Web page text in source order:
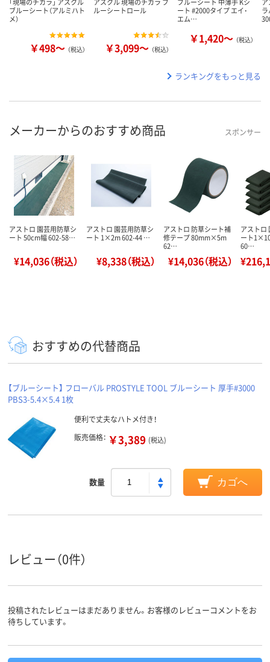
「現場のチカラ」 アスクル
ブルーシート（アルミハト
メ）
￥498～ （税込）
アスクル 現場のチカラ ブ
ルーシートロール
￥3,099～ （税込）
ブルーシート 中薄手 Kシ
ート #2000タイプ エイ･
エム…
￥1,420～ （税込）
ランキングをもっと見る
メーカーからのおすすめ商品 スポンサー
アストロ 園芸用防草シ
ート 50cm幅 602-58…
¥14,036（税込）
アストロ 園芸用防草シ
ート 1×2m 602-44 …
¥8,338（税込）
アストロ 防草シート補
修テープ 80mm×5m
62…
¥14,036（税込）
アストロ
ート
60…
おすすめの代替商品
【ブルーシート】 フローバル PROSTYLE TOOL ブルーシート 厚手#3000
PBS3-5.4×5.4 1枚
便利で丈夫なハトメ付き！
販売価格： ￥3,389 (税込)
数量 カゴへ
レビュー（0件）
投稿されたレビューはまだありません。お客様のレビューコメントをお
待ちしています。